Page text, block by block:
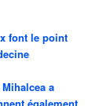
font le point
a